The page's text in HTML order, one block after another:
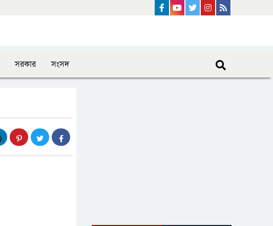
instagram
Twitter
Youtube
Facebook
সরকার সংসদ